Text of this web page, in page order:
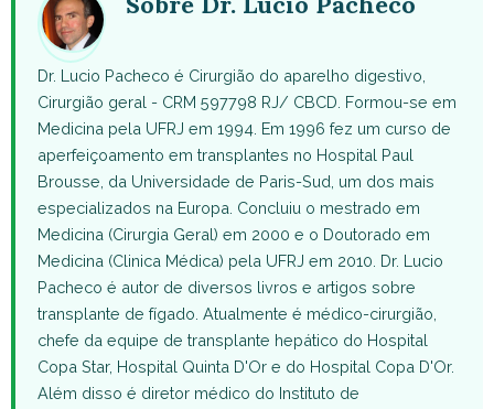
Dr. Lucio Pacheco é Cirurgião do aparelho digestivo,
Cirurgião geral - CRM 597798 RJ/ CBCD. Formou-se em
Medicina pela UFRJ em 1994. Em 1996 fez um curso de
aperfeiçoamento em transplantes no Hospital Paul
Brousse, da Universidade de Paris-Sud, um dos mais
especializados na Europa. Concluiu o mestrado em
Medicina (Cirurgia Geral) em 2000 e o Doutorado em
Medicina (Clinica Médica) pela UFRJ em 2010. Dr. Lucio
Pacheco é autor de diversos livros e artigos sobre
transplante de fígado. Atualmente é médico-cirurgião,
chefe da equipe de transplante hepático do Hospital
Copa Star, Hospital Quinta D'Or e do Hospital Copa D'Or.
Além disso é diretor médico do Instituto de